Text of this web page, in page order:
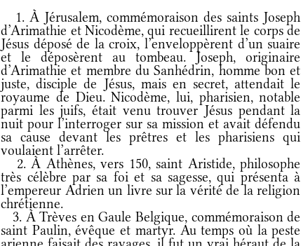
1. À Jérusalem, commémoraison des saints Joseph
d’Arimathie et Nicodème, qui recueillirent le corps de
Jésus déposé de la croix, l’enveloppèrent d’un suaire
et le déposèrent au tombeau. Joseph, originaire
d’Arimathie et membre du Sanhédrin, homme bon et
juste, disciple de Jésus, mais en secret, attendait le
royaume de Dieu. Nicodème, lui, pharisien, notable
parmi les juifs, était venu trouver Jésus pendant la
nuit pour l’interroger sur sa mission et avait défendu
sa cause devant les prêtres et les pharisiens qui
voulaient l’arrêter.
2. À Athènes, vers 150, saint Aristide, philosophe
très célèbre par sa foi et sa sagesse, qui présenta à
l’empereur Adrien un livre sur la vérité de la religion
chrétienne.
3. À Trèves en Gaule Belgique, commémoraison de
saint Paulin, évêque et martyr. Au temps où la peste